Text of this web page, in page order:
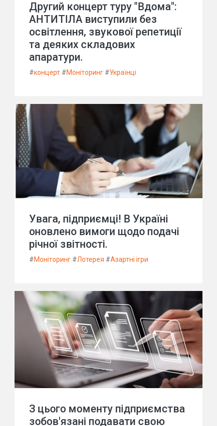
Другий концерт туру "Вдома":
АНТИТІЛА виступили без
освітлення, звукової репетиції
та деяких складових
апаратури.
#концерт #Моніторинг #Українці
Увага, підприємці! В Україні
оновлено вимоги щодо подачі
річної звітності.
#Моніторинг #Лотерея #Азартні ігри
З цього моменту підприємства
зобов'язані подавати свою